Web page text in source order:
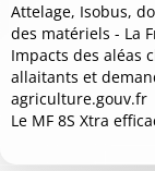
Attelage, Isobus,
des matériels - La
Impacts des aléas
allaitants et
agriculture.gouv.fr
Le MF 8S Xtra